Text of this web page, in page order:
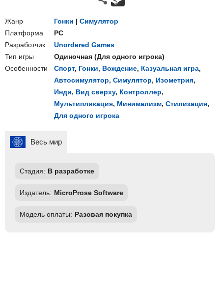
Жанр Гонки | Симулятор
Платформа
PC
Разработчик
Unordered Games
Тип игры
Одиночная (Для одного игрока)
Особенности
Спорт, Гонки, Вождение, Казуальная игра,
Автосимулятор, Симулятор, Изометрия,
Инди, Вид сверху, Контроллер,
Мультипликация, Минимализм, Стилизация,
Для одного игрока
Весь мир
Стадия: В разработке
Издатель: MicroProse Software
Модель оплаты: Разовая покупка